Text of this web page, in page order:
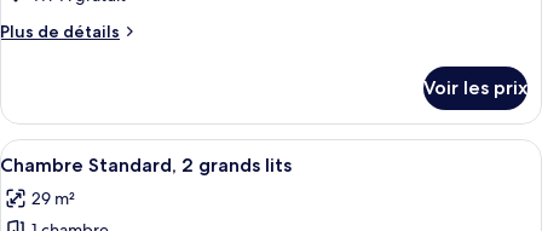
lit
et
type
de
Chambre
Standard
Plus de détails
Plus
le
type
de
Chambre
Standard
Voir les prix
Afficher
toutes
les
Une chambre d’hôtel avec deux lits,
8
Chambre Standard, 2 grands lits
29 m²